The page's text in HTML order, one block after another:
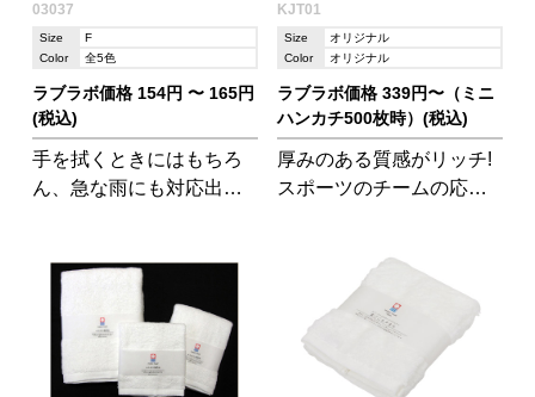
03037
Size
F
Color
全5色
ラブラボ価格 154円 〜 165円
(税込)
手を拭くときにはもちろ
ん、急な雨にも対応出来
い無しです。
KJT01
Size
オリジナル
Color
オリジナル
ラブラボ価格 339円〜（ミニ
ハンカチ500枚時）(税込)
厚みのある質感がリッチ!
スポーツのチームの応援